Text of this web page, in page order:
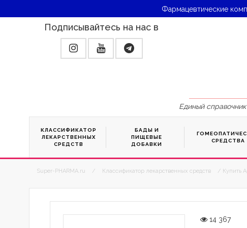
Фармацевтические
Подписывайтесь на нас в
Единый
КЛАССИФИКАТОР
ЛЕКАРСТВЕННЫХ
СРЕДСТВ
БАДЫ И
ПИЩЕВЫЕ
ДОБАВКИ
СРЕДСТВА
Super-PHARMA.ru / Классификатор лекарственных средств / Купить
14 367